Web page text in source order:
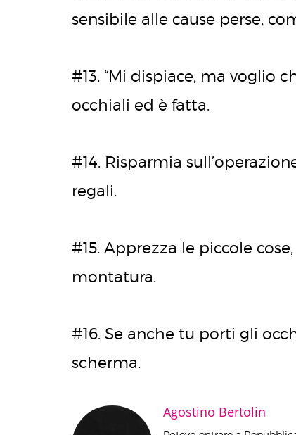
sensibile alle cause perse,
#13. “Mi dispiace, ma voglio
occhiali ed è fatta.
#14. Risparmia
regali.
#15. Apprezza le piccole
montatura.
#16. Se anche tu porti gli
scherma.
Agostino Bertolin